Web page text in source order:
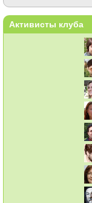
Активисты клуба